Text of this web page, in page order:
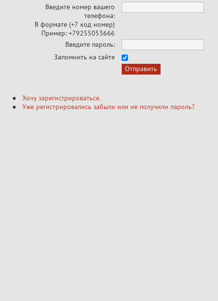
Введите номер вашего
телефона:
В формате (+7 код номер)
Пример: +79255053666
Введите пароль:
Запомнить на сайте
Хочу зарегистрироваться.
Уже регистрировались забыли или не получили пароль?